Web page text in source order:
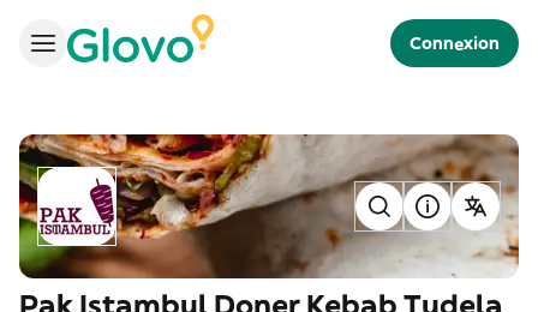
Connexion
Pak Istambul Doner Kebab Tudela